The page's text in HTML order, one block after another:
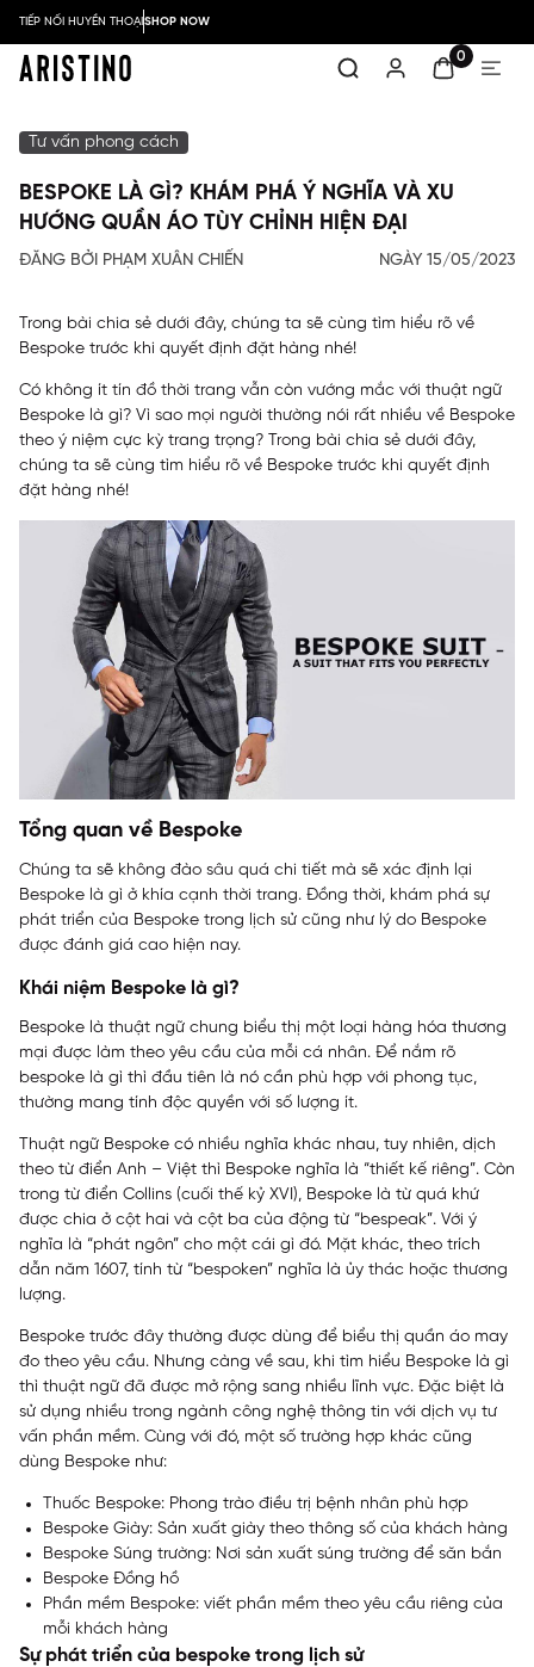
TIẾP NỐI HUYỀN THOẠISHOP NOW
0
Tư vấn phong cách
BESPOKE LÀ GÌ? KHÁM PHÁ Ý NGHĨA VÀ XU
HƯỚNG QUẦN ÁO TÙY CHỈNH HIỆN ĐẠI
ĐĂNG BỞI PHẠM XUÂN CHIẾN NGÀY 15/05/2023
Trong bài chia sẻ dưới đây, chúng ta sẽ cùng tìm hiểu rõ về
Bespoke trước khi quyết định đặt hàng nhé!
Có không ít tín đồ thời trang vẫn còn vướng mắc với thuật ngữ
Bespoke là gì? Vì sao mọi người thường nói rất nhiều về Bespoke
theo ý niệm cực kỳ trang trọng? Trong bài chia sẻ dưới đây,
chúng ta sẽ cùng tìm hiểu rõ về Bespoke trước khi quyết định
đặt hàng nhé!
Tổng quan về Bespoke
Chúng ta sẽ không đào sâu quá chi tiết mà sẽ xác định lại
Bespoke là gì ở khía cạnh thời trang. Đồng thời, khám phá sự
phát triển của Bespoke trong lịch sử cũng như lý do Bespoke
được đánh giá cao hiện nay.
Khái niệm Bespoke là gì?
Bespoke là thuật ngữ chung biểu thị một loại hàng hóa thương
mại được làm theo yêu cầu của mỗi cá nhân. Để nắm rõ
bespoke là gì thì đầu tiên là nó cần phù hợp với phong tục,
thường mang tính độc quyền với số lượng ít.
Thuật ngữ Bespoke có nhiều nghĩa khác nhau, tuy nhiên, dịch
theo từ điển Anh – Việt thì Bespoke nghĩa là “thiết kế riêng”. Còn
trong từ điển Collins (cuối thế kỷ XVI), Bespoke là từ quá khứ
được chia ở cột hai và cột ba của động từ “bespeak”. Với ý
nghĩa là “phát ngôn” cho một cái gì đó. Mặt khác, theo trích
dẫn năm 1607, tính từ “bespoken” nghĩa là ủy thác hoặc thương
lượng.
Bespoke trước đây thường được dùng để biểu thị quần áo may
đo theo yêu cầu. Nhưng càng về sau, khi tìm hiểu Bespoke là gì
thì thuật ngữ đã được mở rộng sang nhiều lĩnh vực. Đặc biệt là
sử dụng nhiều trong ngành công nghệ thông tin với dịch vụ tư
vấn phần mềm. Cùng với đó, một số trường hợp khác cũng
dùng Bespoke như:
Thuốc Bespoke: Phong trào điều trị bệnh nhân phù hợp
Bespoke Giày: Sản xuất giày theo thông số của khách hàng
Bespoke Súng trường: Nơi sản xuất súng trường để săn bắn
Bespoke Đồng hồ
Phần mềm Bespoke: viết phần mềm theo yêu cầu riêng của
mỗi khách hàng
Sự phát triển của bespoke trong lịch sử